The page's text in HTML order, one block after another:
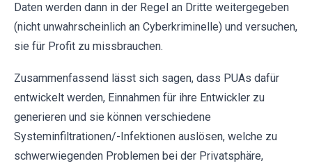
Daten werden dann in der Regel an Dritte weitergegeben
(nicht unwahrscheinlich an Cyberkriminelle) und versuchen,
sie für Profit zu missbrauchen.
Zusammenfassend lässt sich sagen, dass PUAs dafür
entwickelt werden, Einnahmen für ihre Entwickler zu
generieren und sie können verschiedene
Systeminfiltrationen/-Infektionen auslösen, welche zu
schwerwiegenden Problemen bei der Privatsphäre,